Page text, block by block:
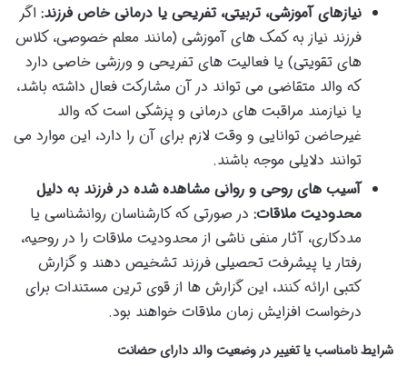
نیازهای آموزشی، تربیتی، تفریحی یا درمانی خاص فرزند: اگر
فرزند نیاز به کمک های آموزشی (مانند معلم خصوصی، کلاس
های تقویتی) یا فعالیت های تفریحی و ورزشی خاصی دارد
که والد متقاضی می تواند در آن مشارکت فعال داشته باشد،
یا نیازمند مراقبت های درمانی و پزشکی است که والد
غیرحاضن توانایی و وقت لازم برای آن را دارد، این موارد می
توانند دلایلی موجه باشند.
آسیب های روحی و روانی مشاهده شده در فرزند به دلیل
محدودیت ملاقات: در صورتی که کارشناسان روانشناسی یا
مددکاری، آثار منفی ناشی از محدودیت ملاقات را در روحیه،
رفتار یا پیشرفت تحصیلی فرزند تشخیص دهند و گزارش
کتبی ارائه کنند، این گزارش ها از قوی ترین مستندات برای
درخواست افزایش زمان ملاقات خواهند بود.
شرایط نامناسب یا تغییر در وضعیت والد دارای حضانت